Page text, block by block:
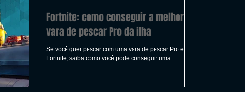
Fortnite: como conseguir a melhor
vara de pescar Pro da ilha
Se você quer pescar com uma vara de pescar Pro em
Fortnite, saiba como você pode conseguir uma.